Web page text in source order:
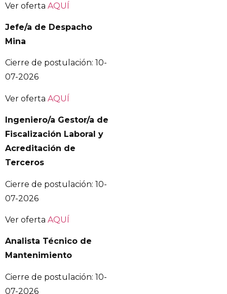
Ver oferta AQUÍ
Jefe/a de Despacho
Mina
Cierre de postulación: 10-
07-2026
Ver oferta AQUÍ
Ingeniero/a Gestor/a de
Fiscalización Laboral y
Acreditación de
Terceros
Cierre de postulación: 10-
07-2026
Ver oferta AQUÍ
Analista Técnico de
Mantenimiento
Cierre de postulación: 10-
07-2026